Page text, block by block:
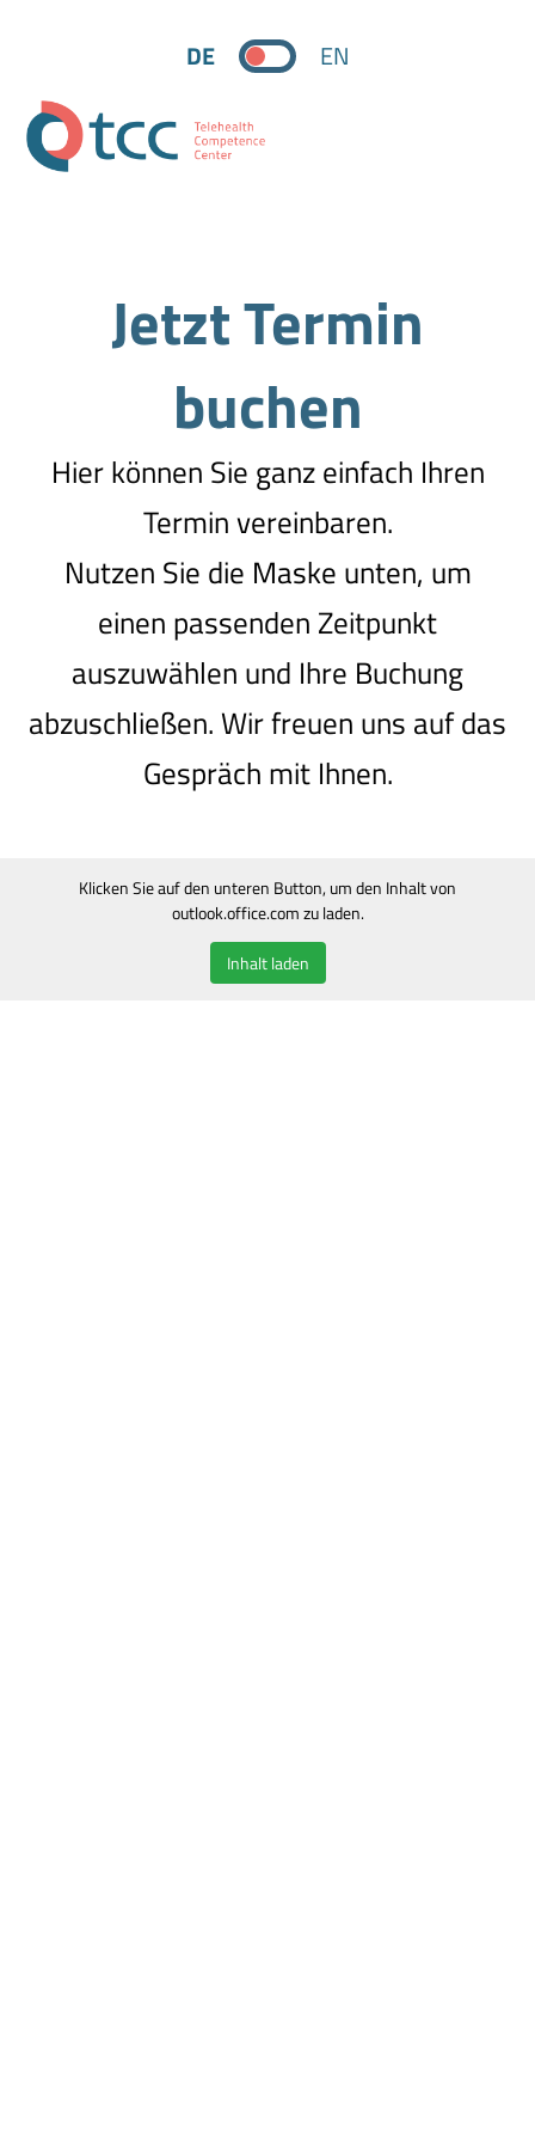
DE EN
Jetzt Termin
buchen
Hier können Sie ganz einfach Ihren
Termin vereinbaren.
Nutzen Sie die Maske unten, um
einen passenden Zeitpunkt
auszuwählen und Ihre Buchung
abzuschließen. Wir freuen uns auf das
Gespräch mit Ihnen.
Klicken Sie auf den unteren Button, um den Inhalt von
outlook.office.com zu laden.
Inhalt laden